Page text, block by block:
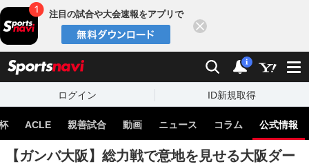
注目の試合や大会速報をアプリで
検索 通知
i
ログイン ID新規取得
ACLE 親善試合 動画 ニュース コラム 公式情報
【ガンバ大阪】総力戦で意地を見せる大阪ダー